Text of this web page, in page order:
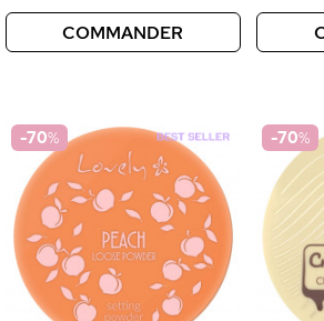
COMMANDER
-70% -70%